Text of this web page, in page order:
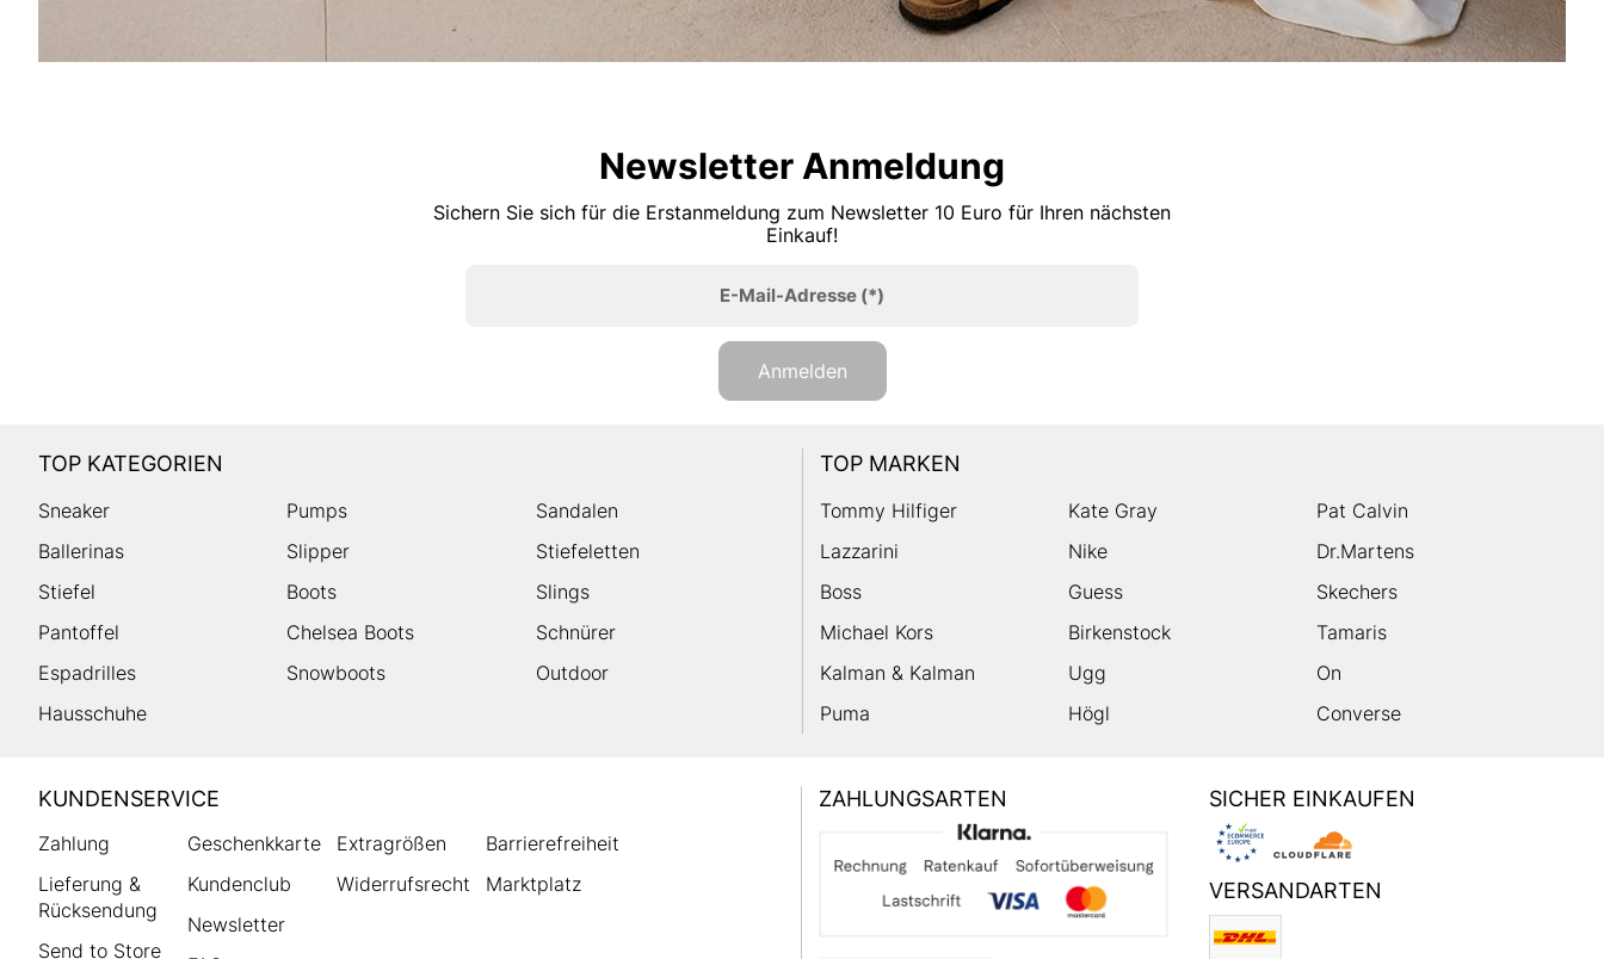
Newsletter Anmeldung
Sichern Sie sich für die Erstanmeldung zum Newsletter 10 Euro für Ihren nächsten
Einkauf!
E-Mail-Adresse(*)
Anmelden
TOP KATEGORIEN
Sneaker Pumps
Sandalen
Ballerinas
Slipper
Stiefeletten
Stiefel
Boots
Slings
Pantoffel
Chelsea Boots
Schnürer
Espadrilles
Snowboots
Outdoor
Hausschuhe
TOP MARKEN
Tommy Hilfiger Kate Gray
Pat Calvin
Lazzarini
Nike
Dr.Martens
Boss
Guess
Skechers
Michael Kors
Birkenstock
Tamaris
Kalman & Kalman
Ugg
On
Puma
Högl Converse
HUMANIC
Footer
KUNDENSERVICE
Zahlung
Lieferung &
Rücksendung
Send to Store
Geschenkkarte
Kundenclub
Newsletter
Extragrößen
Widerrufsrecht
Barrierefreiheit
Marktplatz
ZAHLUNGSARTEN SICHER EINKAUFEN
VERSANDARTEN